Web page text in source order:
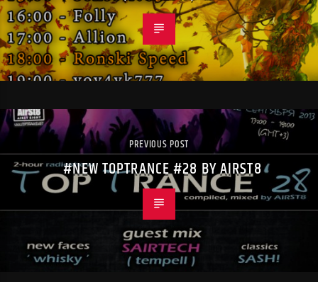
PREVIOUS POST
#NEW TOPTRANCE #28 BY AIRST8